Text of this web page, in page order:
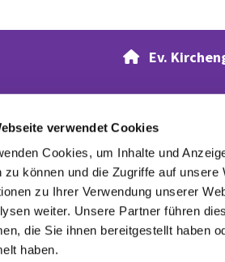
verwendet Cookies
Cookies, um Inhalte und
zu können und die Zugriffe auf
zu Ihrer Verwendung unserer
weiter. Unsere Partner führen
die Sie ihnen bereitgestellt haben
haben.
Ev.
Diedersdorf